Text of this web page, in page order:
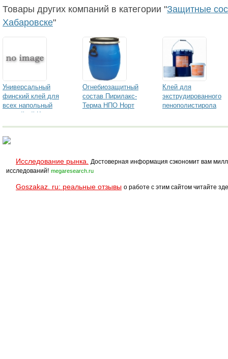
Товары других компаний в категории "Защитные
Хабаровске"
Универсальный
финский клей для
всех напольный
покрыйтий Kesto
Огнебиозащитный
состав Пирилакс-
Терма НПО Норт
Клей для
экструдированного
пенополистирола
Исследование рынка.
Достоверная информация сэкономит вам
исследований! megaresearch.ru
Goszakaz. ru: реальные отзывы о работе с этим сайтом читайте